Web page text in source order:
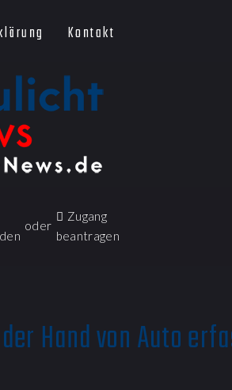
Kontakt
oder
Zugang
beantragen
Hand von Auto